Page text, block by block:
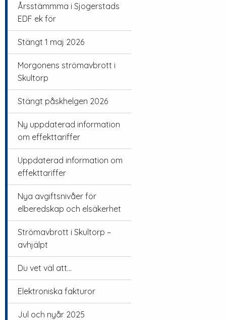
Årsstämmma i Sjogerstads
EDF ek för
Stängt 1 maj 2026
Morgonens strömavbrott i
Skultorp
Stängt påskhelgen 2026
Ny uppdaterad information
om effekttariffer
Uppdaterad information om
effekttariffer
Nya avgiftsnivåer för
elberedskap och elsäkerhet
Strömavbrott i Skultorp –
avhjälpt
Du vet väl att…
Elektroniska fakturor
Jul och nyår 2025